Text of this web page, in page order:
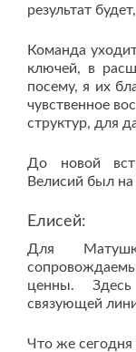
результат
Команда
ключей, в
посему, я их
чувственное
структур, для
До новой
Велисий был на
Елисей:
Для
ценны. Здесь
связующей
Что же сегодня